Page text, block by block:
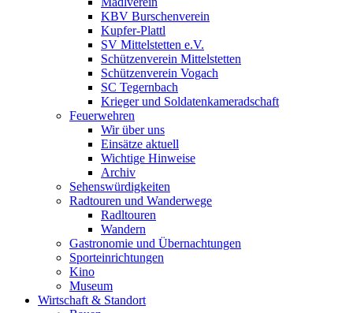
KBV Burschenverein
Kupfer-Plattl
SV Mittelstetten e.V.
Schützenverein Mittelstetten
Schützenverein Vogach
SC Tegernbach
Krieger und Soldatenkameradschaft
Feuerwehren
Wir über uns
Einsätze aktuell
Wichtige Hinweise
Archiv
Sehenswürdigkeiten
Radtouren und Wanderwege
Radltouren
Wandern
Gastronomie und Übernachtungen
Sporteinrichtungen
Kino
Museum
Wirtschaft & Standort